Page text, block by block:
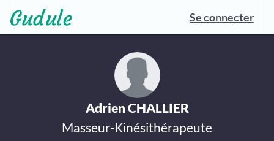
Se connecter
Adrien CHALLIER
Masseur-Kinésithérapeute